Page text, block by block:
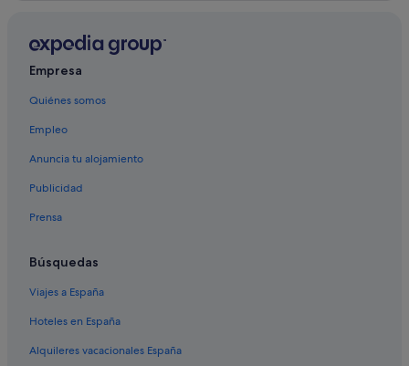
Empresa
Quiénes somos
Empleo
Anuncia tu alojamiento
Publicidad
Prensa
Búsquedas
Viajes a España
Hoteles en España
Alquileres vacacionales España